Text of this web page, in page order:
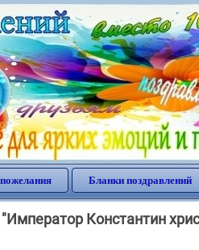
Бланки поздравлений
Константин